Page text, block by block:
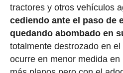
tractores y otros vehículos
cediendo ante el paso de
quedando abombado en
totalmente destrozado en el
ocurre en menor medida